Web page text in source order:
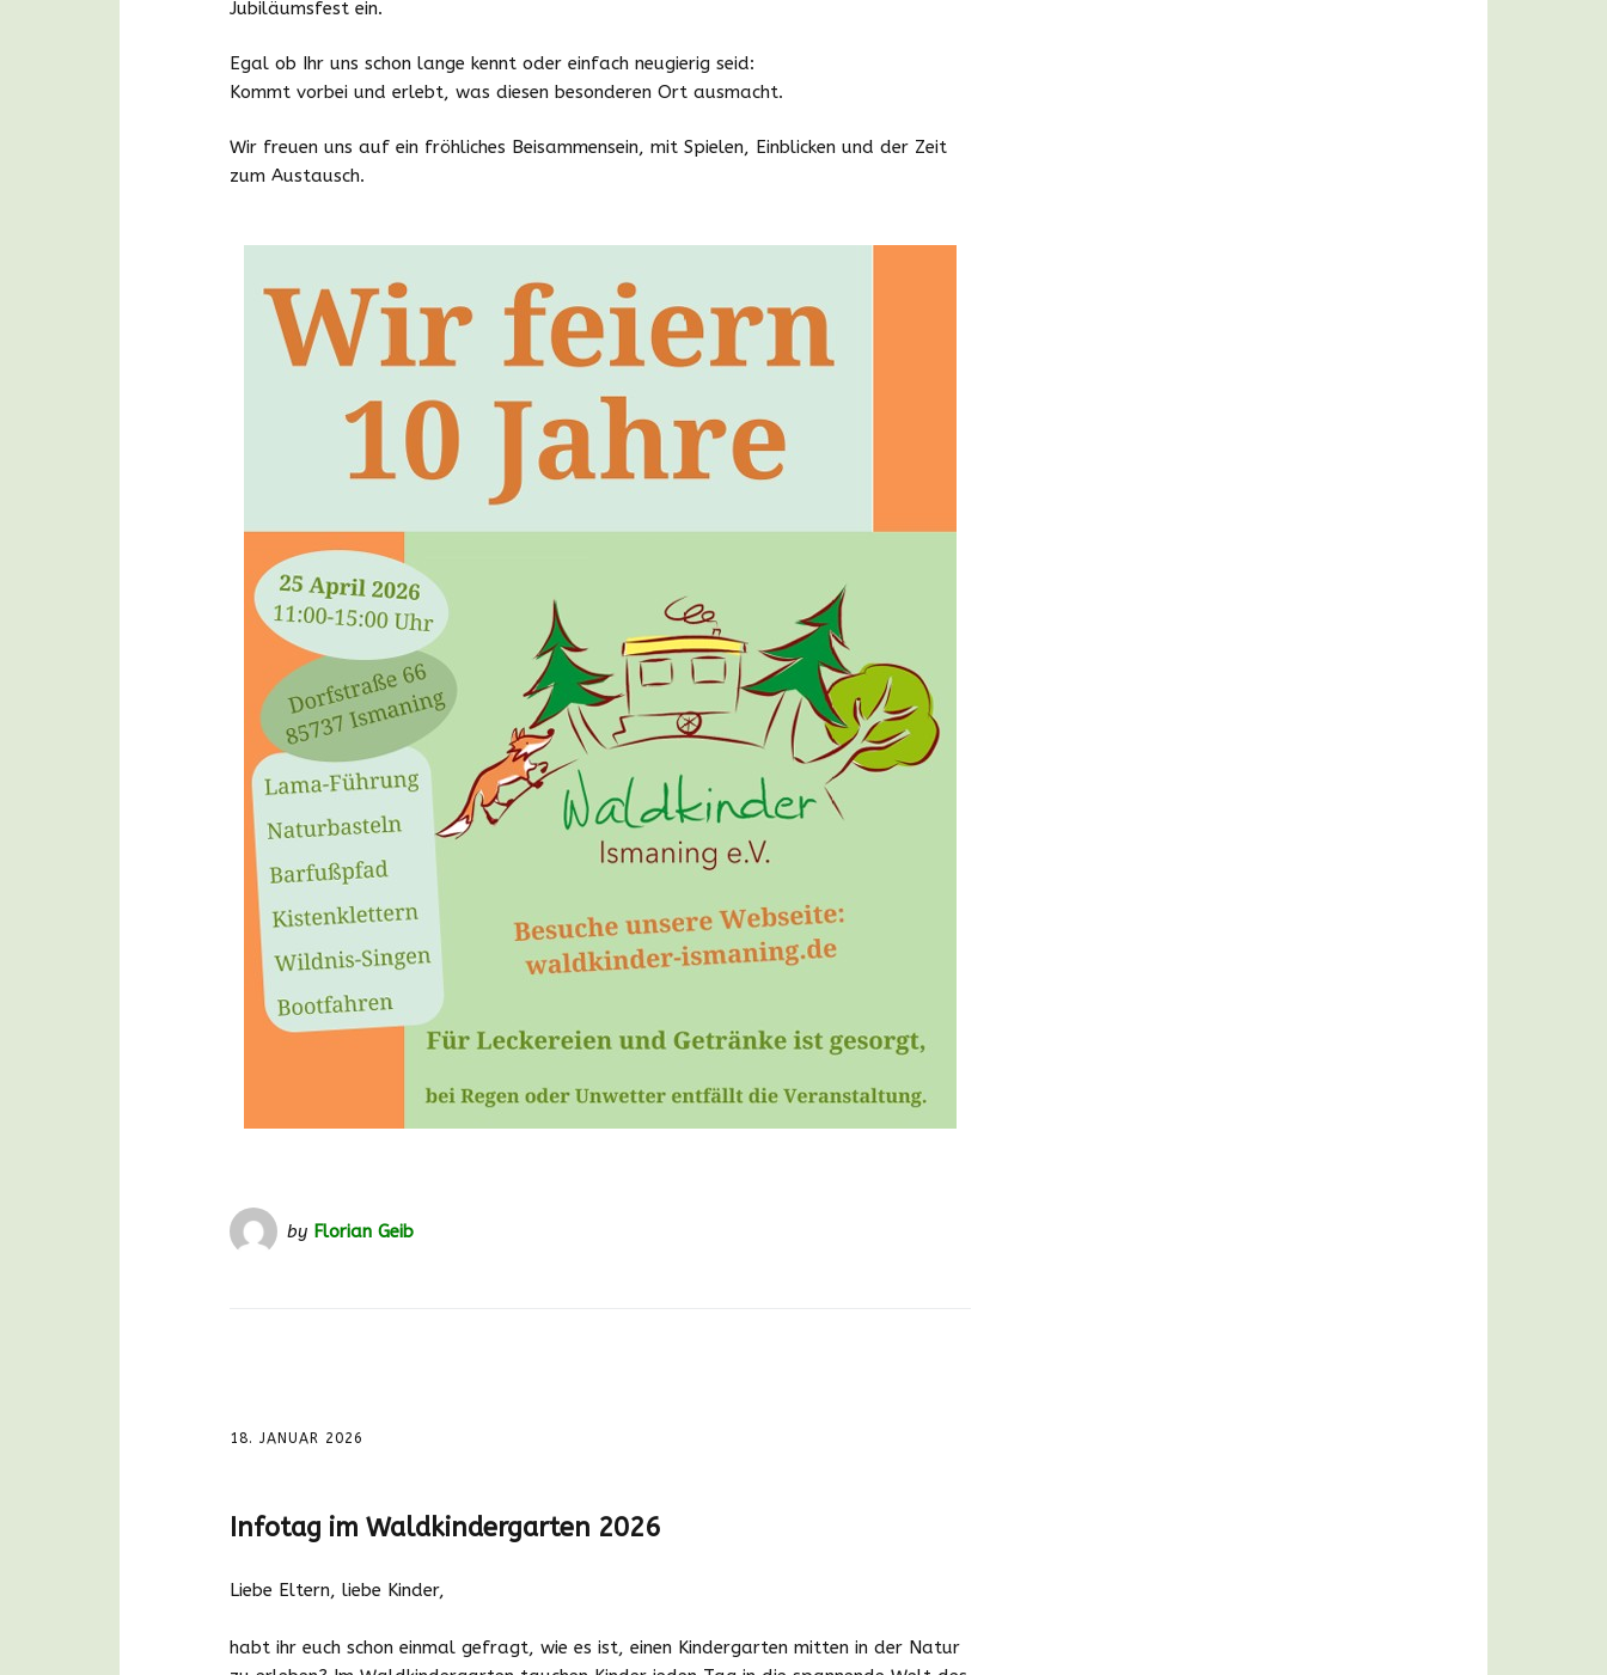
Jubiläumsfest ein.
Egal ob Ihr uns schon lange kennt oder einfach neugierig seid:
Kommt vorbei und erlebt, was diesen besonderen Ort ausmacht.
Wir freuen uns auf ein fröhliches Beisammensein, mit Spielen, Einblicken und der Zeit
zum Austausch.
by Florian Geib
18. JANUAR 2026
Infotag im Waldkindergarten 2026
Liebe Eltern, liebe Kinder,
habt ihr euch schon einmal gefragt, wie es ist, einen Kindergarten mitten in der Natur